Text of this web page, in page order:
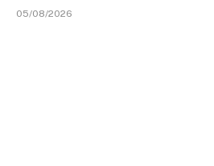
05/08/2026